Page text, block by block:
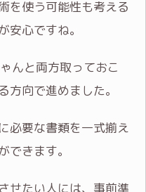
を使う可能性も考える
安心ですね。
んと両方取っておこ
方向で進めました。
必要な書類を一式揃え
できます。
せたい人には、事前準